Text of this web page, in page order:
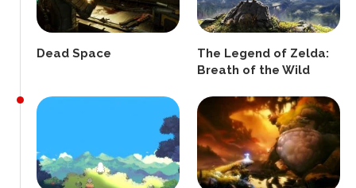
Dead Space
The Legend of Zelda:
Breath of the Wild